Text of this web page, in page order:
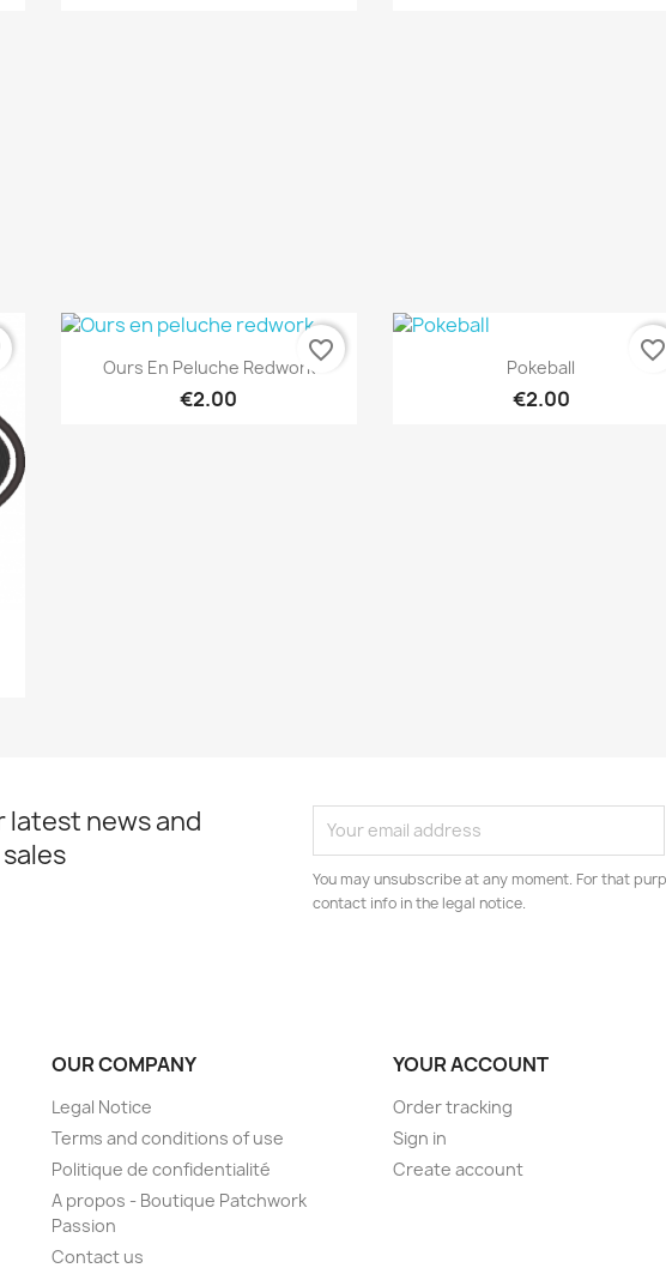
 Quick view
Ours En Peluche Redwork
€2.00
favorite_border Quick view
Pokeball
€2.00
favorite_border
latest news and
You may unsubscribe at any moment. For that
contact info in the legal notice.
OUR COMPANY
Legal Notice
Terms and conditions of use
Politique de confidentialité
A propos - Boutique Patchwork
Passion
Contact us
YOUR ACCOUNT
Order tracking
Sign in
Create account